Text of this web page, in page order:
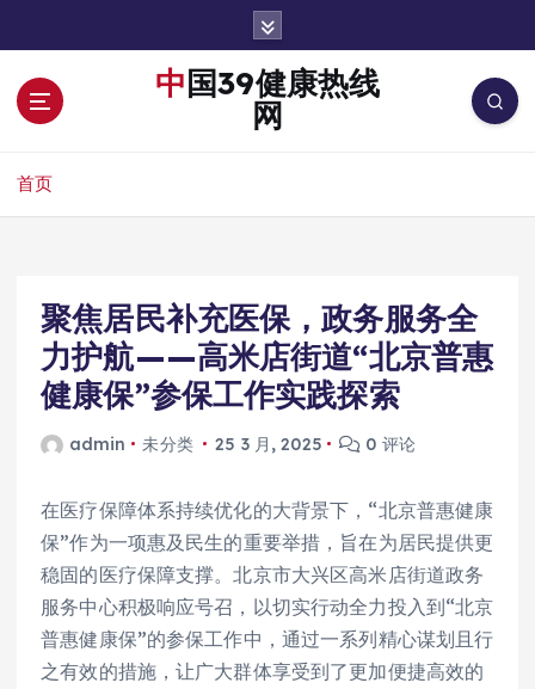
中国39健康热线
网
首页
聚焦居民补充医保，政务服务全
力护航——高米店街道“北京普惠
健康保”参保工作实践探索
admin 未分类 25 3 月, 2025 0 评论
在医疗保障体系持续优化的大背景下，“北京普惠健康
保”作为一项惠及民生的重要举措，旨在为居民提供更
稳固的医疗保障支撑。北京市大兴区高米店街道政务
服务中心积极响应号召，以切实行动全力投入到“北京
普惠健康保”的参保工作中，通过一系列精心谋划且行
之有效的措施，让广大群体享受到了更加便捷高效的